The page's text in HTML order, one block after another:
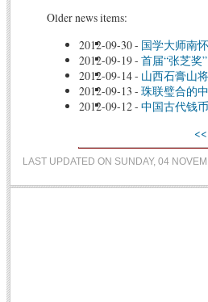
Older news items:
2012-09-30- 国学大师南
2012-09-19- 首届“张芝奖
2012-09-14- 山西石膏山
2012-09-13 - 珠联璧合的
2012-09-12- 中国古代钱
LAST UPDATED ON SUNDAY, 04